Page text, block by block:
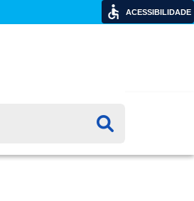
ACESSIBILIDADE